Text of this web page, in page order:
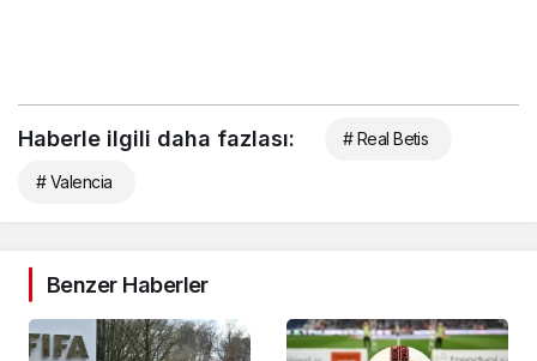
Haberle ilgili daha fazlası: # Real Betis
# Valencia
Benzer Haberler